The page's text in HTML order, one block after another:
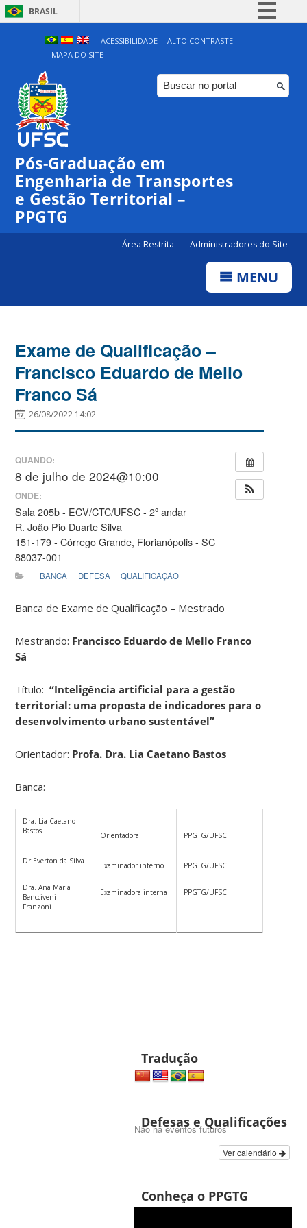
BRASIL
Simplifique!
Comunica BR
Participe
ACESSIBILIDADE
ALTO CONTRASTE
MAPA DO SITE
Pós-Graduação em
Engenharia de Transportes
e Gestão Territorial –
PPGTG
Área Restrita Administradores do Site
MENU
Exame de Qualificação –
Francisco Eduardo de Mello
Franco Sá
26/08/2022 14:02
QUANDO:
8 de julho de 2024@10:00
ONDE:
Sala 205b - ECV/CTC/UFSC - 2º andar
R. João Pio Duarte Silva
151-179 - Córrego Grande, Florianópolis - SC
88037-001
BANCA DEFESA QUALIFICAÇÃO
Banca de Exame de Qualificação – Mestrado
Mestrando: Francisco Eduardo de Mello Franco
Sá
Título:“Inteligência artificial para a gestão
territorial: uma proposta de indicadores para o
desenvolvimento urbano sustentável”
Orientador: Profa. Dra. Lia Caetano Bastos
Banca:
Dra. Lia Caetano
Bastos
Dr.Everton da Silva
Dra. Ana Maria
Bencciveni
Franzoni
Orientadora
Examinador interno
Examinadora interna
PPGTG/UFSC
PPGTG/UFSC
PPGTG/UFSC
Tradução
Defesas e Qualificações
Não há eventos futuros
Ver calendário
Conheça o PPGTG